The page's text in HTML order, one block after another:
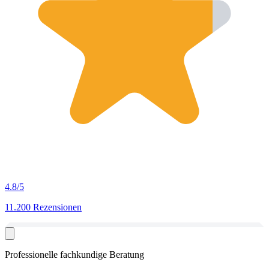
4.8/5
11.200 Rezensionen
Professionelle fachkundige Beratung